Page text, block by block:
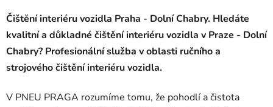
Čištění interiéru vozidla Praha - Dolní Chabry. Hledáte
kvalitní a důkladné čištění interiéru vozidla v Praze - Dolní
Chabry? Profesionální služba v oblasti ručního a
strojového čištění interiéru vozidla.
V PNEU PRAGA rozumíme tomu, že pohodlí a čistota